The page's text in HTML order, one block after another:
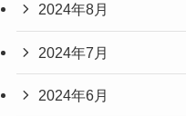
2024年8月
2024年7月
2024年6月